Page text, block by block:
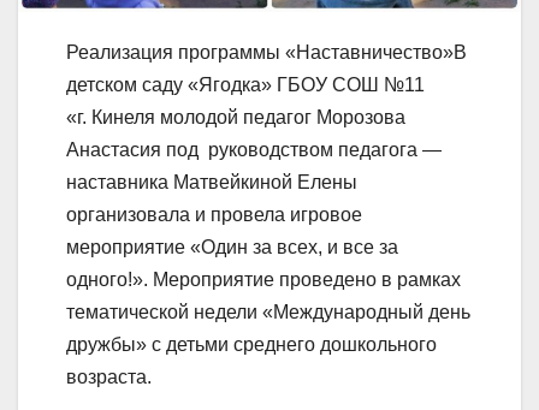
Реализация программы «Наставничество»В
детском саду «Ягодка» ГБОУ СОШ №11
«г. Кинеля молодой педагог Морозова
Анастасия под ​ руководством педагога —
наставника Матвейкиной Елены
организовала и провела игровое
мероприятие «Один за всех, и все за
одного!». Мероприятие проведено в рамках
тематической недели «Международный день
дружбы» с детьми среднего дошкольного
возраста.